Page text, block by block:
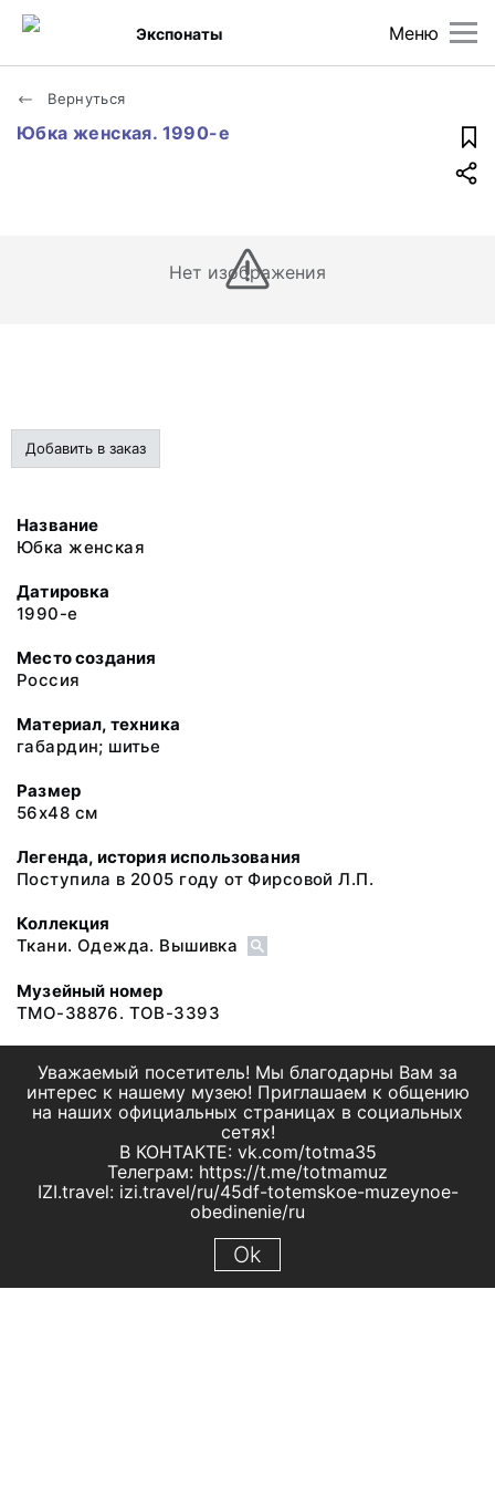
Меню
Экспонаты
Вернуться
Юбка женская. 1990-е
Нет изображения
Добавить в заказ
Название
Юбка женская
Датировка
1990-е
Место создания
Россия
Материал, техника
габардин; шитье
Размер
56х48 см
Легенда, история использования
Поступила в 2005 году от Фирсовой Л.П.
Коллекция
Ткани. Одежда. Вышивка
Музейный номер
ТМО-38876. ТОВ-3393
Уважаемый посетитель! Мы благодарны Вам за
интерес к нашему музею! Приглашаем к общению
на наших официальных страницах в социальных
сетях!
В КОНТАКТЕ: vk.com/totma35
Телеграм: https://t.me/totmamuz
IZI.travel: izi.travel/ru/45df-totemskoe-muzeynoe-
obedinenie/ru
Ok